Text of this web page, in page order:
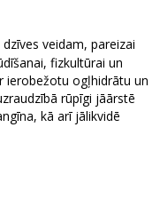
veidam, pareizai
fizkultūrai un
ierobežotu ogļhidrātu un
rūpīgi jāārstē
kā arī jālikvidē